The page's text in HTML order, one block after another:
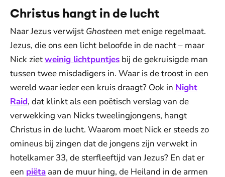
Christus hangt in de lucht
Naar Jezus verwijst Ghosteen met enige regelmaat.
Jezus, die ons een licht beloofde in de nacht – maar
Nick zietweinig lichtpuntjes bij de gekruisigde man
tussen twee misdadigers in. Waar is de troost in een
wereld waar ieder een kruis draagt? Ook in Night
Raid, dat klinkt als een poëtisch verslag van de
verwekking van Nicks tweelingjongens, hangt
Christus in de lucht. Waarom moet Nick er steeds zo
omineus bij zingen dat de jongens zijn verwekt in
hotelkamer 33, de sterfleeftijd van Jezus? En dat er
een piëta aan de muur hing, de Heiland in de armen